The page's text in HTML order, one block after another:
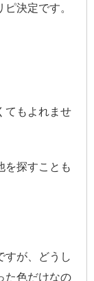
決定です。
てもよれませ
を探すことも
すが、どうし
た色だけなの